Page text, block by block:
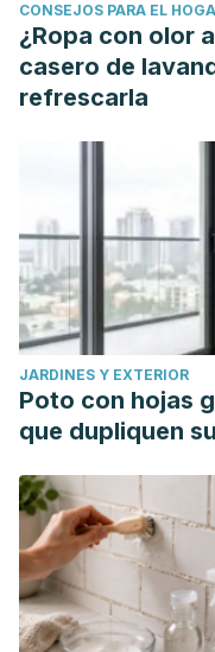
Loyola, and Suelen
sobre uso de pasta
padres y profesores."
Gallará R, Piazza L,
R. Fluorosis
noroeste de la
de Salud Pública;
Ismael AL, Badekar
a meta-analysis.
1999;27:48-56
Johnson L. Flúor.
acceso: 31 de
es/professional/
intoxicaci%C3%B3n-
Rivera S, Godorecci
Flúor: potenciales
1993; 64(4): 278-283.
CONSEJOS PARA EL
¿Ropa con olor
casero de
refrescarla
JARDINES Y EXTERIOR
Poto con hojas
que dupliquen